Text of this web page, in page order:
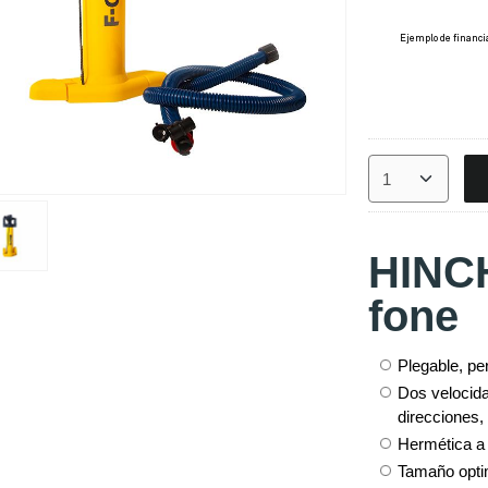
fone
Plegable,
Dos
direcciones,
Hermética
Tamaño